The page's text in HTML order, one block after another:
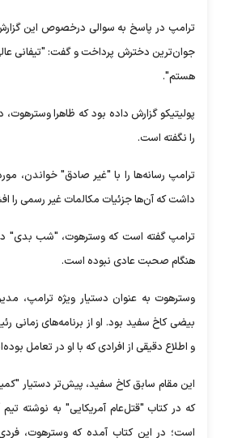
ترامپ در پاسخ به سوالی درخصوص این
جوان‌ترین دخترش پرداخت و گفت: "تیفانی
هستم".
پولیتیکو گزارش داده بود که ظاهرا
را نگفته است.
ترامپ رسانه‌ها را با "غیر صادق" خواندن،
داشت که آن‌ها جزئیات مکالمات غیر رسمی را
ترامپ گفته است که وسترهوت، "شب بدی"
هنگام صحبت عادی نبوده است.
وسترهوت به عنوان دستیار ویژه ترامپ،
بیضی کاخ سفید بود. او از برنامه‌های زمانی
و اطلاع دقیقی از افرادی که با او در تعامل
این مقام سابق کاخ سفید، پیش‌تر دستیار
که در کتاب "قتل‌عام آمریکایی" به نوشته
است؛ در این کتاب آمده که وسترهوت،